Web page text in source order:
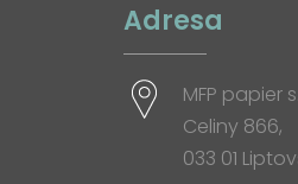
Adresa
MFP papier
Celiny 866,
033 01